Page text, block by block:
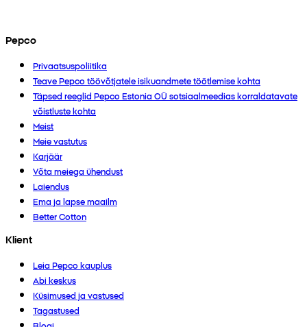
Pepco
Privaatsuspoliitika
Teave Pepco töövõtjatele isikuandmete töötlemise kohta
Täpsed reeglid Pepco Estonia OÜ sotsiaalmeedias korraldatavate
võistluste kohta
Meist
Meie vastutus
Karjäär
Võta meiega ühendust
Laiendus
Ema ja lapse maailm
Better Cotton
Klient
Leia Pepco kauplus
Abi keskus
Küsimused ja vastused
Tagastused